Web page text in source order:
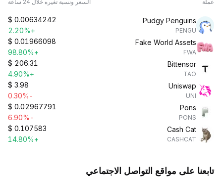
عملة السعر ونسبة تغيره خلال 24 ساعة
Pudgy Penguins
PENGU
$ 0.00634242
+2.20%
Fake World Assets
FWA
$ 0.01966098
+98.80%
Bittensor
TAO
$ 206.31
+4.90%
Uniswap
UNI
$ 3.98
-0.30%
Pons
PONS
$ 0.02967791
-6.90%
Cash Cat
CASHCAT
$ 0.107583
+14.80%
تابعنا على مواقع التواصل الاجتماعي